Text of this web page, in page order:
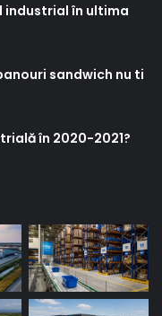
industrial în ultima
sandwich nu ti
în 2020-2021?